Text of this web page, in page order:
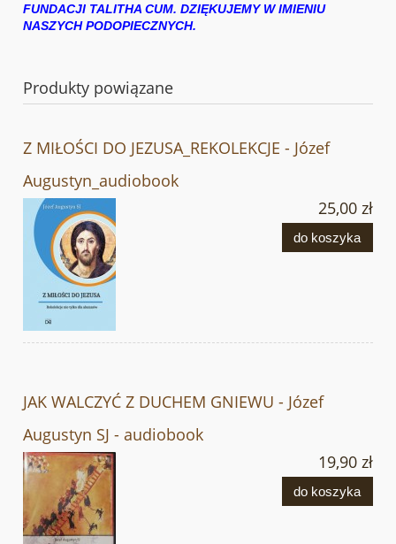
FUNDACJI TALITHA CUM. DZIĘKUJEMY W IMIENIU
NASZYCH PODOPIECZNYCH.
Produkty powiązane
Z MIŁOŚCI DO JEZUSA_REKOLEKCJE - Józef
Augustyn_audiobook
25,00 zł
do koszyka
JAK WALCZYĆ Z DUCHEM GNIEWU - Józef
Augustyn SJ - audiobook
19,90 zł
do koszyka